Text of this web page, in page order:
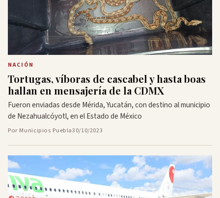
NACIÓN
Tortugas, víboras de cascabel y hasta boas
hallan en mensajería de la CDMX
Fueron enviadas desde Mérida, Yucatán, con destino al municipio
de Nezahualcóyotl, en el Estado de México
Por Municipios Puebla30/10/2023